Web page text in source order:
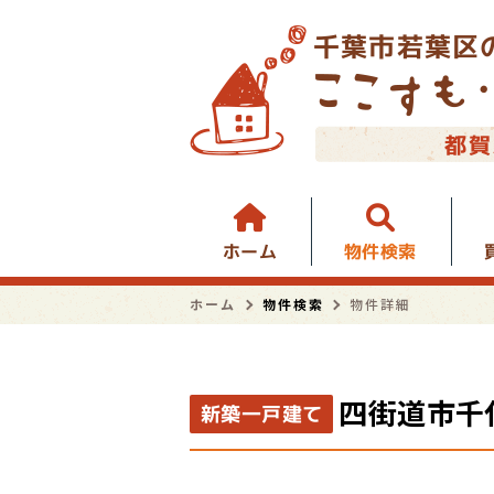
千葉市若葉区
都
ホーム 物件検索
ホーム 物件検索 物件詳細
新築一戸建て 四街道市